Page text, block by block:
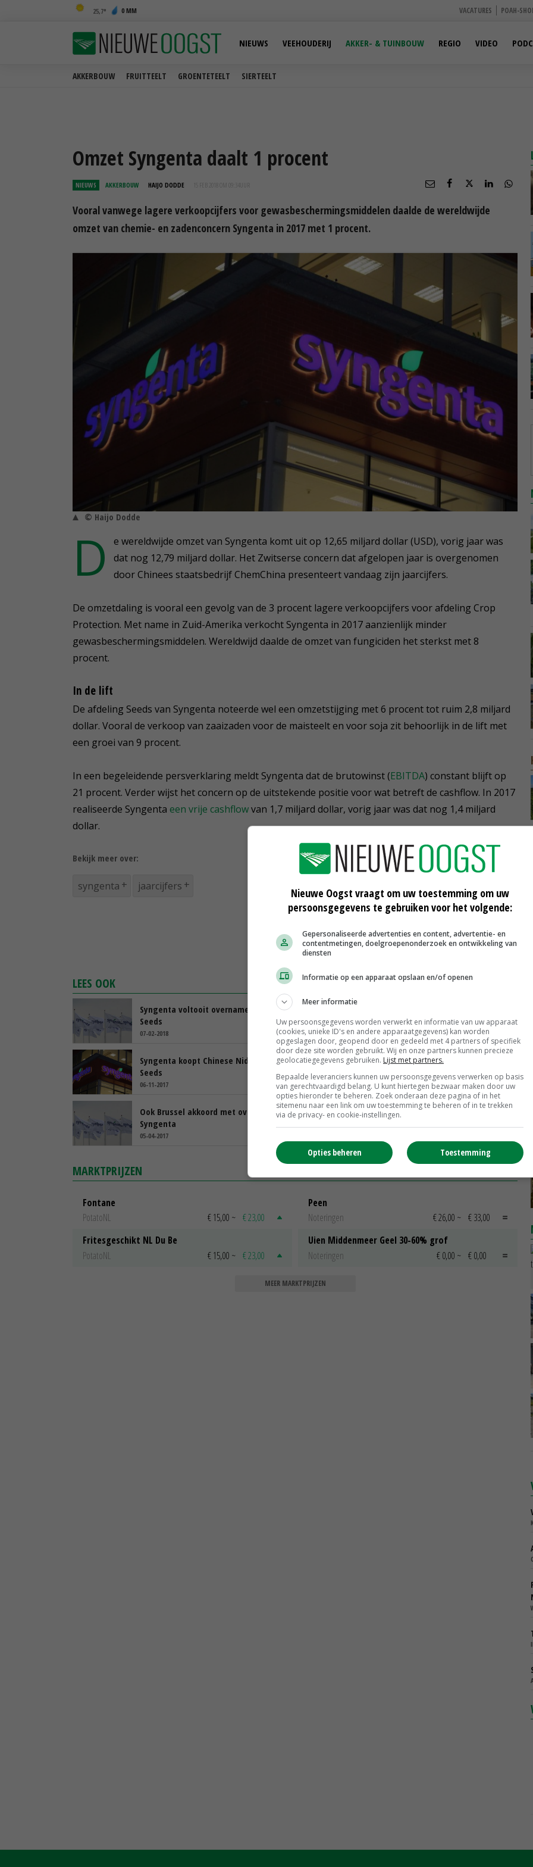
25,7 0 MM VACATURES POAH-
AKKERBOUW FRUITTEELT GROENTETEELT SIERTEELT
NIEUWS VEEHOUDERIJ AKKER- & TUINBOUW REGIO VIDEO
Omzet Syngenta daalt 1 procent
NIEUWS AKKERBOUW HAIJO DODDE 15 FEB 2018 OM 09:34
Vooral vanwege lagere verkoopcijfers voor gewasbeschermingsmiddelen daalde de wereldwijde
omzet van chemie- en zadenconcern Syngenta in 2017 met 1 procent.
© Haijo Dodde
D
e wereldwijde omzet van Syngenta komt uit op 12,65 miljard dollar (USD), vorig jaar was
dat nog 12,79 miljard dollar. Het Zwitserse concern dat afgelopen jaar is overgenomen
door Chinees staatsbedrijf ChemChina presenteert vandaag zijn jaarcijfers.
De omzetdaling is vooral een gevolg van de 3 procent lagere verkoopcijfers voor afdeling Crop
Protection. Met name in Zuid-Amerika verkocht Syngenta in 2017 aanzienlijk minder
gewasbeschermingsmiddelen. Wereldwijd daalde de omzet van fungiciden het sterkst met 8
procent.
In de lift
De afdeling Seeds van Syngenta noteerde wel een omzetstijging met 6 procent tot ruim 2,8 miljard
dollar. Vooral de verkoop van zaaizaden voor de maisteelt en voor soja zit behoorlijk in de lift met
een groei van 9 procent.
In een begeleidende persverklaring meldt Syngenta dat de brutowinst (EBITDA) constant blijft op
21 procent. Verder wijst het concern op de uitstekende positie voor wat betreft de cashflow. In 2017
realiseerde Syngenta een vrije cashflowvan 1,7 miljard dollar, vorig jaar was dat nog 1,4 miljard
dollar.
Bekijk meer over:
syngenta jaarcijfers
LEES OOK
Syngenta voltooit overname Nidera
Seeds
07-02-2018
fungiciden
19-01-2018
Syngenta koopt Chinese Nidera
Seeds
06-11-2017
Syngenta geeft
onderzoekscapaciteit extra boost
03-10-2017
Ook Brussel akkoord met overname
Syngenta
05-04-2017
ChemChina mag Syngenta
overnemen
MARKTPRIJZEN
Fontane
PotatoNL
€ 15,00 ~ € 23,00
Fritesgeschikt NL Du Be
PotatoNL
€ 15,00 ~ € 23,00
Peen
Noteringen
€ 26,00 ~ € 33,00
Uien Middenmeer Geel 30-60% grof
Noteringen
€ 0,00 ~ € 0,00
MEER MARKTPRIJZEN
Nieuwe Oogst vraagt om uw toestemming om uw
persoonsgegevens te gebruiken voor het volgende:
Gepersonaliseerde advertenties en content, advertentie- en
contentmetingen, doelgroepenonderzoek en ontwikkeling van
diensten
Informatie op een apparaat opslaan en/of openen
Meer informatie
Uw persoonsgegevens worden verwerkt en informatie van uw apparaat
(cookies, unieke ID's en andere apparaatgegevens) kan worden
opgeslagen door, geopend door en gedeeld met 4 partners of specifiek
door deze site worden gebruikt. Wij en onze partners kunnen precieze
geolocatiegegevens gebruiken. Lijst met partners.
Bepaalde leveranciers kunnen uw persoonsgegevens verwerken op basis
van gerechtvaardigd belang. U kunt hiertegen bezwaar maken door uw
opties hieronder te beheren. Zoek onderaan deze pagina of in het
sitemenu naar een link om uw toestemming te beheren of in te trekken
via de privacy- en cookie-instellingen.
Toestemming
Opties beheren